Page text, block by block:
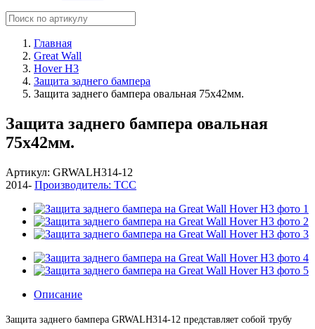
Главная
Great Wall
Hover H3
Защита заднего бампера
Защита заднего бампера овальная 75х42мм.
Защита заднего бампера овальная
75х42мм.
Артикул: GRWALH314-12
2014- Производитель: ТСС
Описание
Защита заднего бампера GRWALH314-12 представляет собой трубу